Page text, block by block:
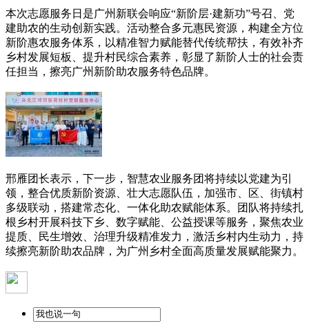
本次志愿服务日是广州新联会响应“新阶层·建新功”号召、党
建助农的生动创新实践。活动整合多元惠民资源，构建全方位
新阶惠农服务体系，以精准智力赋能替代传统帮扶，有效补齐
乡村发展短板、提升村民综合素养，彰显了新阶人士的社会责
任担当，擦亮广州新阶助农服务特色品牌。
邢雁团长表示，下一步，智慧农业服务团将持续以党建为引
领，整合优质新阶资源、壮大志愿队伍，加强市、区、街镇村
多级联动，搭建常态化、一体化助农赋能体系。团队将持续扎
根乡村开展科技下乡、数字赋能、公益授课等服务，聚焦农业
提质、民生增效、治理升级精准发力，激活乡村内生动力，持
续擦亮新阶助农品牌，为广州乡村全面高质量发展赋能聚力。